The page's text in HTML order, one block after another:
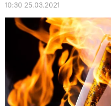
10:30 25.03.2021